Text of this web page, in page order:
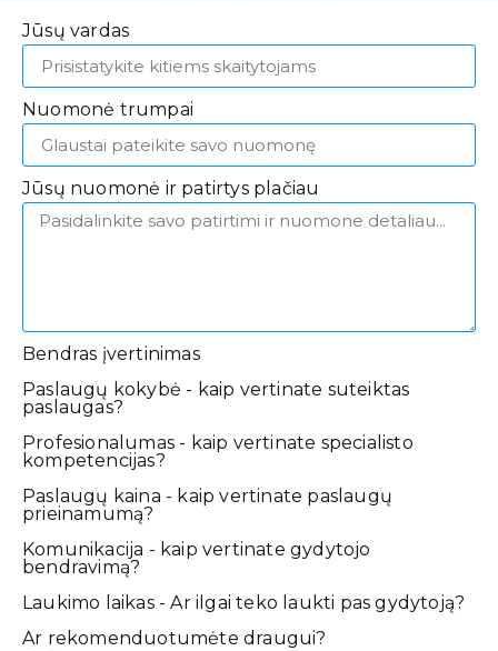
Jūsų vardas
Nuomonė trumpai
Jūsų nuomonė ir patirtys plačiau
Bendras įvertinimas
Paslaugų kokybė - kaip vertinate suteiktas
paslaugas?
Profesionalumas - kaip vertinate specialisto
kompetencijas?
Paslaugų kaina - kaip vertinate paslaugų
prieinamumą?
Komunikacija - kaip vertinate gydytojo
bendravimą?
Laukimo laikas - Ar ilgai teko laukti pas gydytoją?
Ar rekomenduotumėte draugui?